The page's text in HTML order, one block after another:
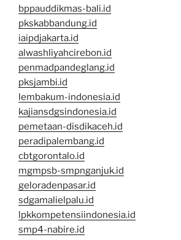
bppauddikmas-bali.id
pkskabbandung.id
iaipdjakarta.id
alwashliyahcirebon.id
penmadpandeglang.id
pksjambi.id
lembakum-indonesia.id
kajiansdgsindonesia.id
pemetaan-disdikaceh.id
peradipalembang.id
cbtgorontalo.id
mgmpsb-smpnganjuk.id
geloradenpasar.id
sdgamalielpalu.id
lpkkompetensiindonesia.id
smp4-nabire.id